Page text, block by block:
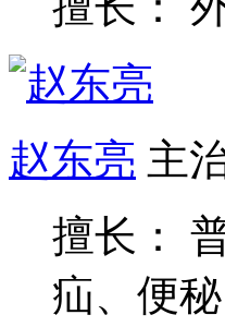
赵东亮 主
擅长：
疝、便